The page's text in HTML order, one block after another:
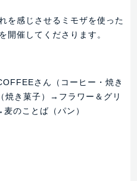
を感じさせるミモザを使った
開催してくださります。
さん（コーヒー・焼き
き菓子）→フラワー＆グリ
のことば（パン）